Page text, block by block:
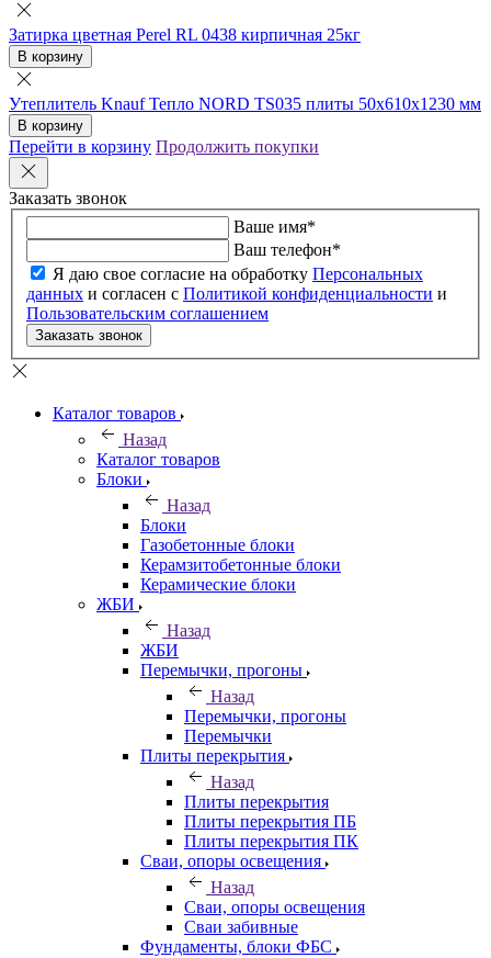
Затирка цветная Perel RL 0438 кирпичная 25кг
В корзину
Утеплитель Knauf Тепло NORD TS035 плиты 50х610х1230 мм
В корзину
Перейти в корзину Продолжить покупки
Заказать звонок
Ваше имя*
Ваш телефон*
Я даю свое согласие на обработку Персональных
данных и согласен с Политикой конфиденциальности и
Пользовательским соглашением
Заказать звонок
Каталог товаров
Назад
Каталог товаров
Блоки
Назад
Блоки
Газобетонные блоки
Керамзитобетонные блоки
Керамические блоки
ЖБИ
Назад
ЖБИ
Перемычки, прогоны
Назад
Перемычки, прогоны
Перемычки
Плиты перекрытия
Назад
Плиты перекрытия
Плиты перекрытия ПБ
Плиты перекрытия ПК
Сваи, опоры освещения
Назад
Сваи, опоры освещения
Сваи забивные
Фундаменты, блоки ФБС